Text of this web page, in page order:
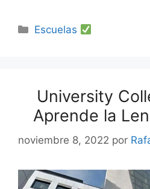
Categorías
Escuelas
University
Aprende la
noviembre 8, 2022 por